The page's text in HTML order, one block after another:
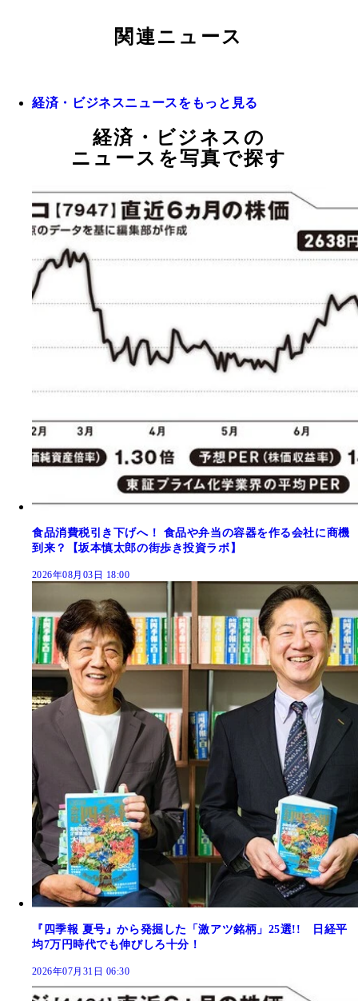
関連ニュース
経済・ビジネスニュースをもっと見る
経済・ビジネスの
ニュースを写真で探す
食品消費税引き下げへ！ 食品や弁当の容器を作る会社に商機
到来？【坂本慎太郎の街歩き投資ラボ】
2026年08月03日 18:00
『四季報 夏号』から発掘した「激アツ銘柄」25選!! 日経平
均7万円時代でも伸びしろ十分！
2026年07月31日 06:30